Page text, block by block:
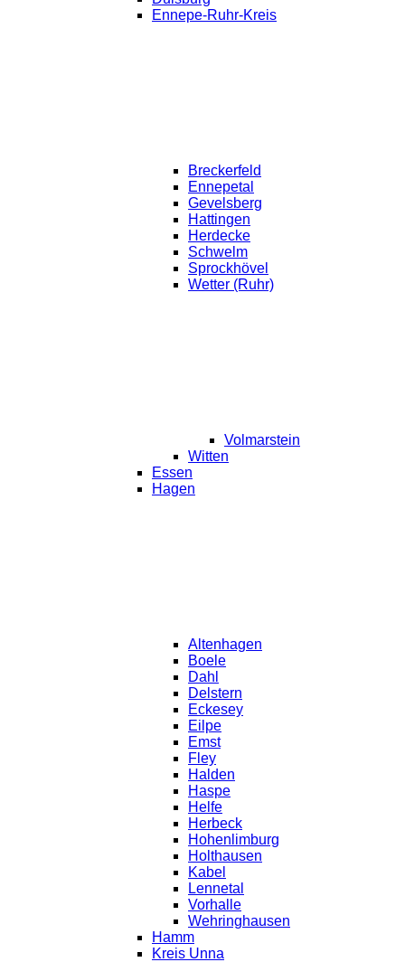
Ennepe-Ruhr-Kreis
Breckerfeld
Ennepetal
Gevelsberg
Hattingen
Herdecke
Schwelm
Sprockhövel
Wetter (Ruhr)
Volmarstein
Witten
Essen
Hagen
Altenhagen
Boele
Dahl
Delstern
Eckesey
Eilpe
Emst
Fley
Halden
Haspe
Helfe
Herbeck
Hohenlimburg
Holthausen
Kabel
Lennetal
Vorhalle
Wehringhausen
Hamm
Kreis Unna